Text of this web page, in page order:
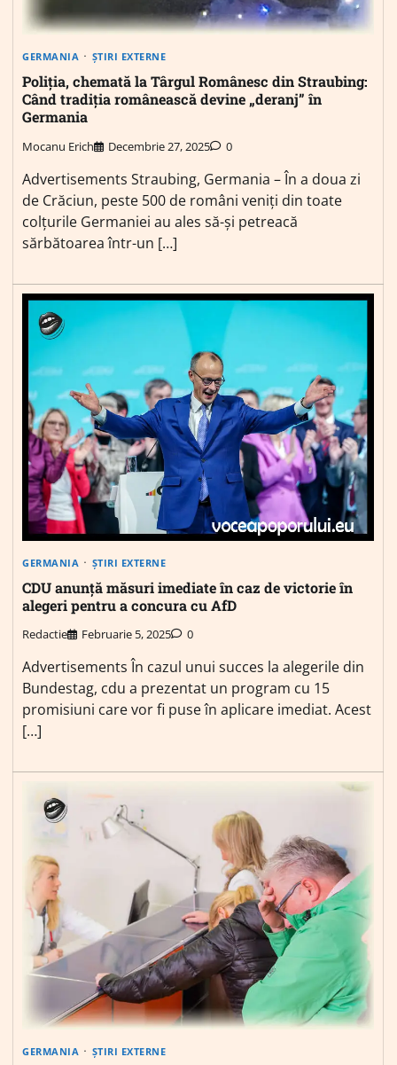
GERMANIA ȘTIRI EXTERNE
Poliția, chemată la Târgul Românesc din Straubing:
Când tradiția românească devine „deranj” în
Germania
Mocanu Erich Decembrie 27, 2025 0
Advertisements Straubing, Germania – În a doua zi
de Crăciun, peste 500 de români veniți din toate
colțurile Germaniei au ales să-și petreacă
sărbătoarea într-un […]
GERMANIA ȘTIRI EXTERNE
CDU anunță măsuri imediate în caz de victorie în
alegeri pentru a concura cu AfD
Redactie Februarie 5, 2025 0
Advertisements În cazul unui succes la alegerile din
Bundestag, cdu a prezentat un program cu 15
promisiuni care vor fi puse în aplicare imediat. Acest
[…]
GERMANIA ȘTIRI EXTERNE